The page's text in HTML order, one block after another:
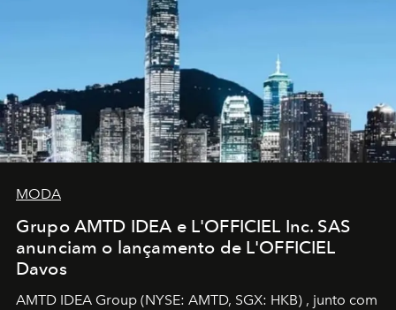
MODA
Grupo AMTD IDEA e L'OFFICIEL Inc. SAS
anunciam o lançamento de L'OFFICIEL
Davos
AMTD IDEA Group (NYSE: AMTD, SGX: HKB) , junto com